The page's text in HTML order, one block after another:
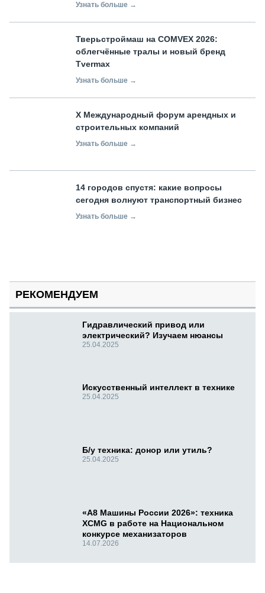
Узнать больше →
Тверьстроймаш на COMVEX 2026:
облегчённые тралы и новый бренд
Tvermax
Узнать больше →
X Международный форум арендных и
строительных компаний
Узнать больше →
14 городов спустя: какие вопросы
сегодня волнуют транспортный бизнес
Узнать больше →
РЕКОМЕНДУЕМ
Гидравлический привод или
электрический? Изучаем нюансы
25.04.2025
Искусственный интеллект в технике
25.04.2025
Б/у техника: донор или утиль?
25.04.2025
«А8 Машины России 2026»: техника
XCMG в работе на Национальном
конкурсе механизаторов
14.07.2026